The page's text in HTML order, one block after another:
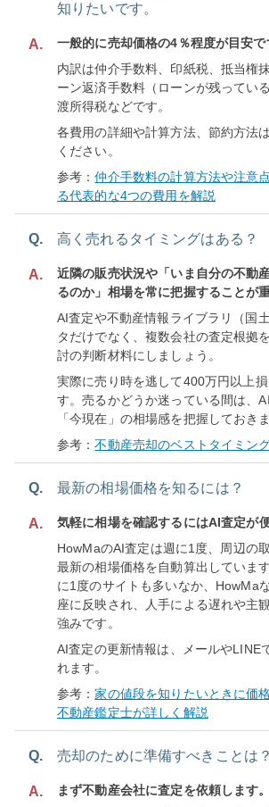
知りたいです。
A.
一般的に売却価格の4％程度が目安で
内訳は仲介手数料、印紙税、抵当権
ーン返済手数料（ローンが残ってい
渡所得税などです。
各費用の詳細や計算方法、節約方法
ください。
参考：仲介手数料の計算方法や注意
る代表的な4つの費用を解説
Q. 高く売れるタイミングはある？
A.
近隣の販売状況や「いま自分の不動
るのか」相場を常に把握することが重
AI査定や不動産情報ライブラリ（国
タだけでなく、複数会社の査定根拠
討の判断材料にしましょう。
実際に売り時を逃して400万円以上
す。売るかどうか迷っている間は、
「今現在」の相場感を把握しておき
参考：不動産売却のベストタイミン
Q. 最新の相場価格を知るには？
A.
気軽に相場を確認するにはAI査定が便
HowMaのAI査定は週に1度、周辺の
最新の相場価格を自動算出していま
に1度のサイトも多いなか、HowMa
座に反映され、人手による遅れや主
強みです。
AI査定の更新情報は、メールやLINE
れます。
参考：家の値段を知りたいときに価
不動産鑑定士が詳しく解説
Q. 売却のために準備すべきことは？
A.
まず不動産会社に査定を依頼します。